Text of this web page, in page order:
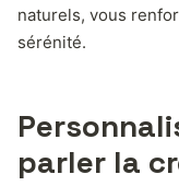
naturels, vous
sérénité.
parler la